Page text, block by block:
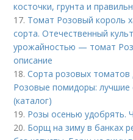
косточки, грунта и
17. Томат Розовый король
сорта. Отечественный
урожайностью — томат
описание
18.Сорта розовых томатов
Розовые помидоры: лучшие
(каталог)
19. Розы осенью удобрять.
20. Борщ на зиму в банках